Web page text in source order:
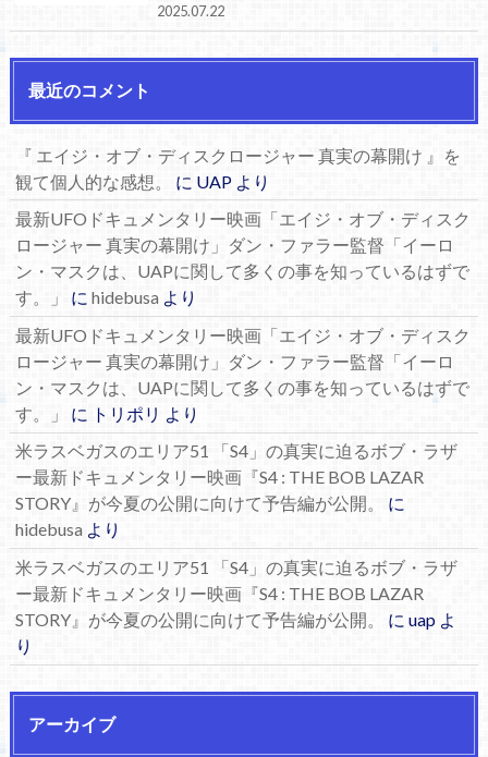
2025.07.22
最近のコメント
『 エイジ・オブ・ディスクロージャー 真実の幕開け 』を
観て個人的な感想。
に UAPより
最新UFOドキュメンタリー映画「エイジ・オブ・ディスク
ロージャー 真実の幕開け」ダン・ファラー監督「イーロ
ン・マスクは、UAPに関して多くの事を知っているはずで
す。」
に hidebusaより
最新UFOドキュメンタリー映画「エイジ・オブ・ディスク
ロージャー 真実の幕開け」ダン・ファラー監督「イーロ
ン・マスクは、UAPに関して多くの事を知っているはずで
す。」
に トリポリ より
米ラスベガスのエリア51 「S4」の真実に迫るボブ・ラザ
ー最新ドキュメンタリー映画『S4 : THE BOB LAZAR
STORY』が今夏の公開に向けて予告編が公開。
に
hidebusaより
米ラスベガスのエリア51 「S4」の真実に迫るボブ・ラザ
ー最新ドキュメンタリー映画『S4 : THE BOB LAZAR
STORY』が今夏の公開に向けて予告編が公開。
に uap よ
り
アーカイブ